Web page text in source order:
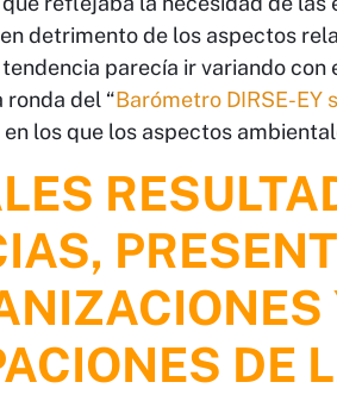
detrimento de los aspectos
parecía ir variando
del “Barómetro DIRSE-EY
en los que los aspectos
DE